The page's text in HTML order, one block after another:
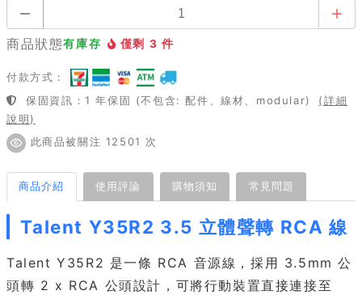
商品狀態有庫存 僅剩 3 件
付款方式：
保固資訊：1 年保固 (不包含: 配件、線材、modular)
(詳細
說明)
此商品被關注 12501 次
商品介紹 使用評論 購物須知 常見問題
Talent Y35R2 3.5 立體聲轉 RCA 線
Talent Y35R2 是一條 RCA 音源線，採用 3.5mm 公
頭轉 2 x RCA 公頭設計，可將行動裝置直接連接至